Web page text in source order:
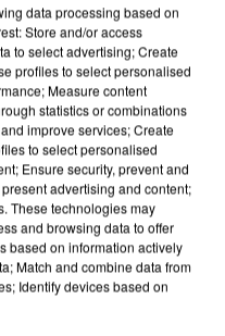
LES REFUGES
data processing based on
Store and/or access
to select advertising; Create
profiles to select personalised
Measure content
statistics or combinations
improve services; Create
to select personalised
Ensure security, prevent and
advertising and content;
These technologies may
and browsing data to offer
based on information actively
Match and combine data from
Identify devices based on